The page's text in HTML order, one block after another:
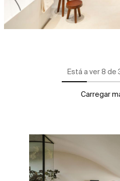
Está a ver 8 de
Carregar